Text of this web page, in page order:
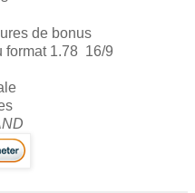
de bonus
format 1.78 16/9